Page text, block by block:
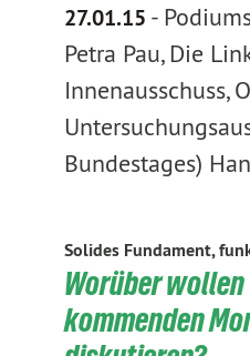
27.01.15 -
Petra Pau, Die
Innenausschuss,
Bundestages)
Solides Fundament,
Worüber
kommenden